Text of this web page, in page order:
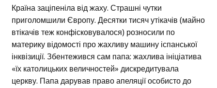
Країна заціпеніла від жаху. Страшні чутки
приголомшили Європу. Десятки тисяч утікачів (майно
втікачів теж конфісковувалося) розносили по
материку відомості про жахливу машину іспанської
інквізиції. Збентежився сам папа: жахлива ініціатива
«їх католицьких величностей» дискредитувала
церкву. Папа дарував право апеляції особисто до